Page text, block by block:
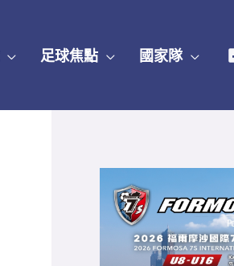
足球焦點 國家隊